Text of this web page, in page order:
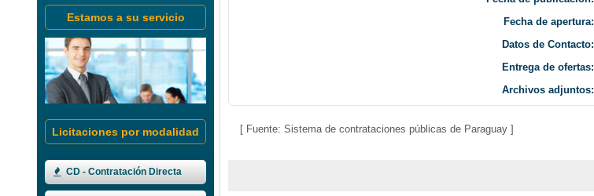
Estamos a su servicio
Licitaciones por modalidad
CD - Contratación Directa
Fecha de apertura:
Datos de Contacto:
Entrega de ofertas:
Archivos adjuntos:
[ Fuente: Sistema de contrataciones públicas de Paraguay ]